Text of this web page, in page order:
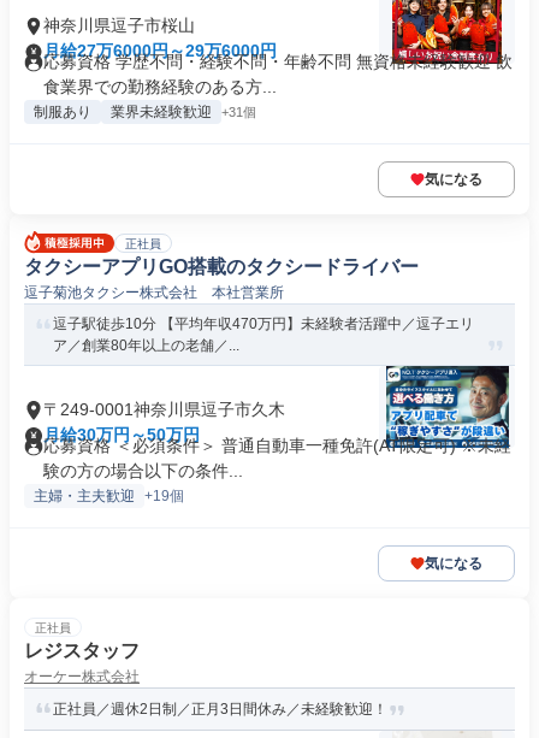
神奈川県逗子市桜山
月給27万6000円～29万6000円
応募資格 学歴不問・経験不問・年齢不問 無資格未経験歓迎 飲
食業界での勤務経験のある方...
制服あり 業界未経験歓迎 +31個
気になる
正社員
タクシーアプリGO搭載のタクシードライバー
逗子菊池タクシー株式会社 本社営業所
逗子駅徒歩10分 【平均年収470万円】未経験者活躍中／逗子エリ
ア／創業80年以上の老舗／...
〒249-0001神奈川県逗子市久木
月給30万円～50万円
応募資格 ＜必須条件＞ 普通自動車一種免許(AT限定可) ※未経
験の方の場合以下の条件...
主婦・主夫歓迎 +19個
気になる
正社員
レジスタッフ
オーケー株式会社
正社員／週休2日制／正月3日間休み／未経験歓迎！